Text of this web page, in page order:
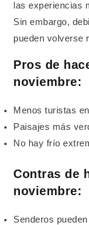
las experiencias
Sin embargo,
pueden volverse
Pros de
noviembre:
Menos turistas
Paisajes más
No hay frío
Contras de
noviembre:
Senderos